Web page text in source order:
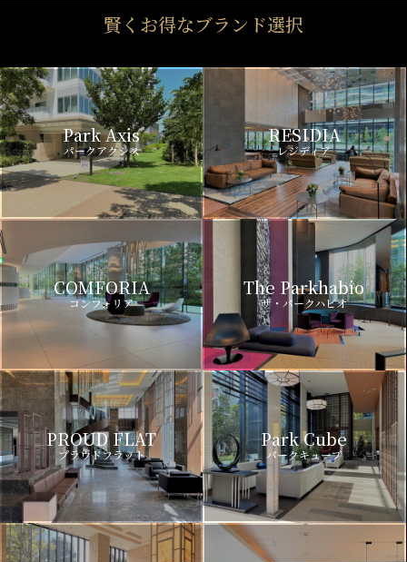
賢くお得なブランド選択
Park Axis
パークアクシス
RESIDIA
レジディア
COMFORIA
コンフォリア
The Parkhabio
ザ・パークハビオ
PROUD FLAT
プラウドフラット
Park Cube
パークキューブ